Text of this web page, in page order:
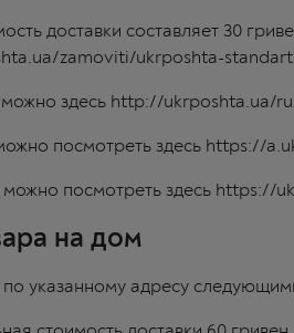
доставки составляет 30
zamoviti/ukrposhta-
здесь http://ukrposhta.ua/
посмотреть здесь https://
посмотреть здесь https://
на дом
указанному адресу